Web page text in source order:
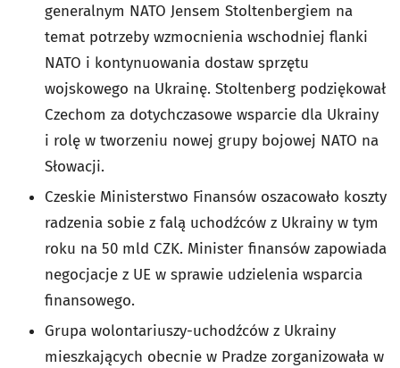
generalnym NATO Jensem Stoltenbergiem na
temat potrzeby wzmocnienia wschodniej flanki
NATO i kontynuowania dostaw sprzętu
wojskowego na Ukrainę. Stoltenberg podziękował
Czechom za dotychczasowe wsparcie dla Ukrainy
i rolę w tworzeniu nowej grupy bojowej NATO na
Słowacji.
Czeskie Ministerstwo Finansów oszacowało koszty
radzenia sobie z falą uchodźców z Ukrainy w tym
roku na 50 mld CZK. Minister finansów zapowiada
negocjacje z UE w sprawie udzielenia wsparcia
finansowego.
Grupa wolontariuszy-uchodźców z Ukrainy
mieszkających obecnie w Pradze zorganizowała w